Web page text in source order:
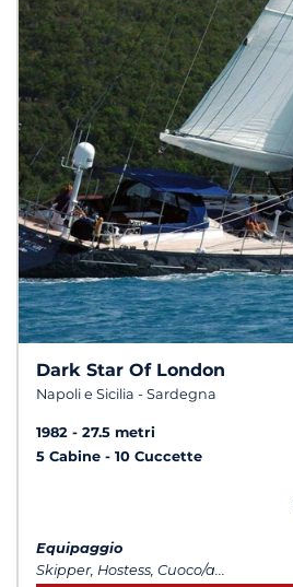
Dark Star Of London
Napoli e Sicilia - Sardegna
1982
27.5 metri
5 Cabine
10 Cuccette
Equipaggio
Skipper, Hostess, Cuoco/a...